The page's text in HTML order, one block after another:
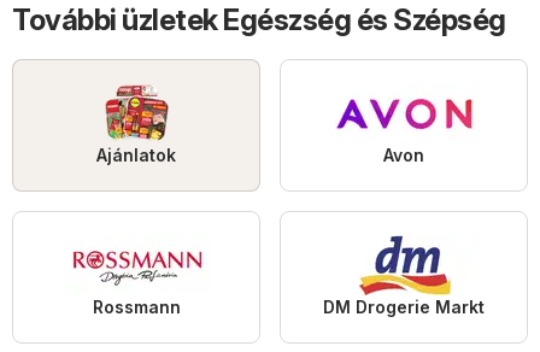
További üzletek Egészség és Szépség
Ajánlatok Avon
Rossmann DM Drogerie Markt